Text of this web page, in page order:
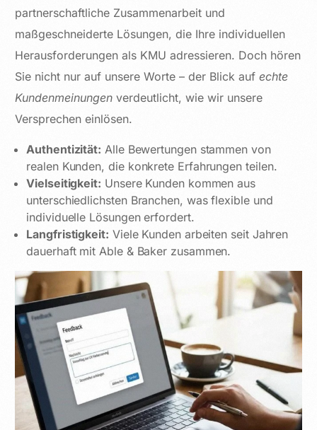
partnerschaftliche Zusammenarbeit und
maßgeschneiderte Lösungen, die Ihre individuellen
Herausforderungen als KMU adressieren. Doch hören
Sie nicht nur auf unsere Worte – der Blick aufechte
Kundenmeinungen verdeutlicht, wie wir unsere
Versprechen einlösen.
Authentizität: Alle Bewertungen stammen von
realen Kunden, die konkrete Erfahrungen teilen.
Vielseitigkeit: Unsere Kunden kommen aus
unterschiedlichsten Branchen, was flexible und
individuelle Lösungen erfordert.
Langfristigkeit: Viele Kunden arbeiten seit Jahren
dauerhaft mit Able & Baker zusammen.